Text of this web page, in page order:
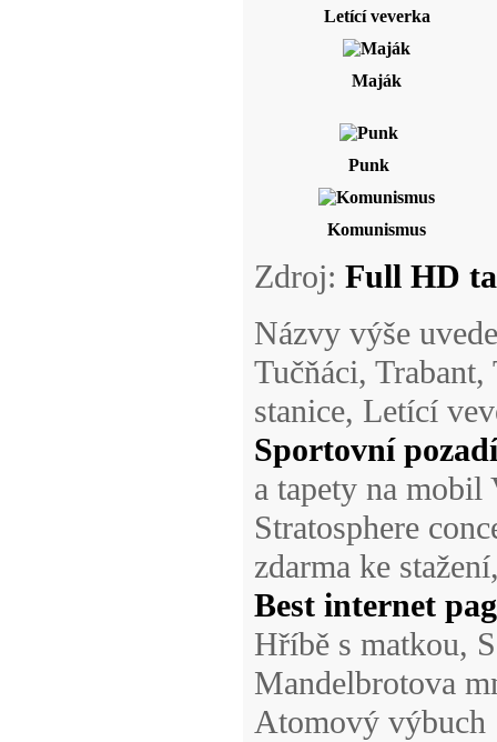
Letící veverka
Maják
Punk
Komunismus
Zdroj: Full HD
Názvy výše
Tučňáci,
stanice, Letící
Sportovní
a tapety na mobil
Stratosphere
zdarma ke
Best internet
Hříbě s matkou,
Mandelbrotova
Atomový výbuch